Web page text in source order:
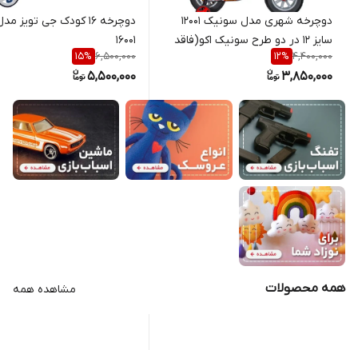
دوچرخه شهری مدل سونیک 12001
سایز 12 در دو طرح سونیک اکو(فاقد
ترمز و سونیک ترمز دار)
4,400,000
12%
3,850,000
دوچرخه 16 کودک جی تویز
16001
6,500,000
15%
5,500,000
همه محصولات مشاهده همه